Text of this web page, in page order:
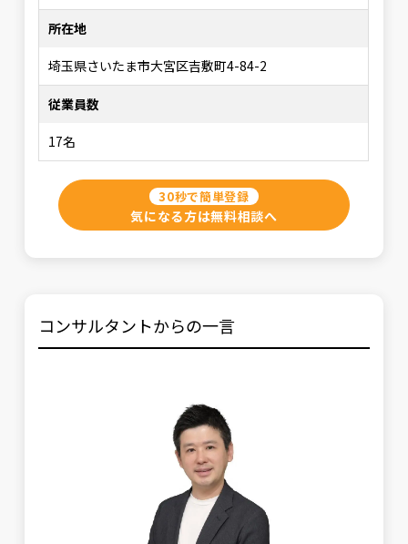
所在地
埼玉県さいたま市大宮区吉敷町4-84-2
従業員数
17名
30秒で簡単登録
気になる方は無料相談へ
コンサルタントからの一言